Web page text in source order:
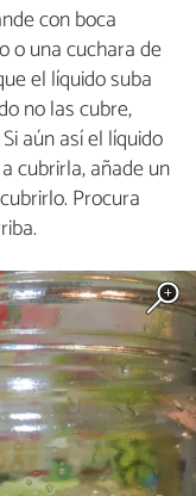
con boca
o una cuchara de
el líquido suba
no las cubre,
aún así el líquido
cubrirla, añade un
Procura